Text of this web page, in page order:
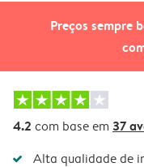
Preços sempre
4.2 com base em 37
Alta qualidade de